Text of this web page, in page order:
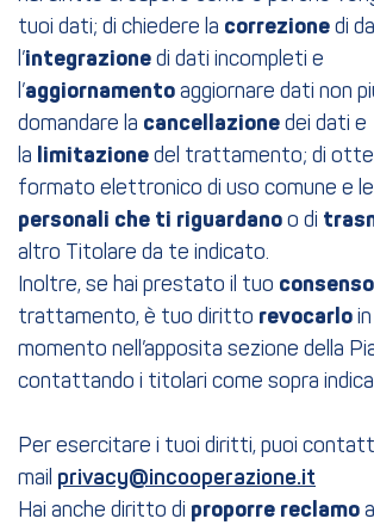
tuoi dati; di chiedere la correzione di
l’integrazione di dati incompleti e
l’aggiornamento aggiornare dati non
domandare la cancellazione dei dati e
la
limitazione del trattamento; di
formato elettronico di uso comune e
personali che ti riguardano o di
altro Titolare da te indicato.
Inoltre, se hai prestato il tuo consenso
trattamento, è tuo diritto revocarlo
momento nell’apposita sezione della
contattando i titolari come sopra
Per esercitare i tuoi diritti, puoi
mail privacy@incooperazione.it
Hai anche diritto di proporre reclamo